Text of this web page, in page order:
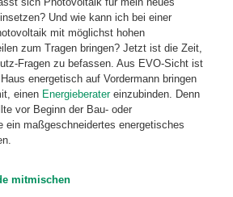
Und wie kann ich bei einer
mit möglichst hohen
zum Tragen bringen? Jetzt ist die Zeit,
Fragen zu befassen. Aus EVO-Sicht ist
energetisch auf Vordermann bringen
einen Energieberatereinzubinden. Denn
vor Beginn der Bau- oder
ein maßgeschneidertes energetisches
mitmischen